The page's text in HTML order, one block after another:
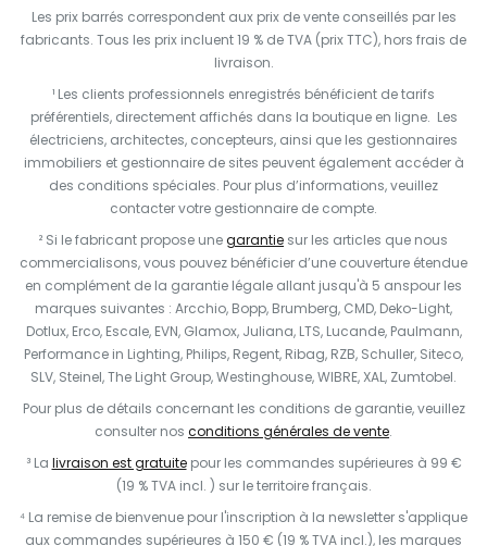
Les prix barrés correspondent aux prix de vente conseillés par les
fabricants. Tous les prix incluent 19 % de TVA (prix TTC), hors frais de
livraison.
¹ Les clients professionnels enregistrés bénéficient de tarifs
préférentiels, directement affichés dans la boutique en ligne. Les
électriciens, architectes, concepteurs, ainsi que les gestionnaires
immobiliers et gestionnaire de sites peuvent également accéder à
des conditions spéciales. Pour plus d’informations, veuillez
contacter votre gestionnaire de compte.
² Si le fabricant propose unegarantie sur les articles que nous
commercialisons, vous pouvez bénéficier d’une couverture étendue
en complément de la garantie légale allant jusqu'à 5 anspour les
marques suivantes : Arcchio, Bopp, Brumberg, CMD, Deko-Light,
Dotlux, Erco, Escale, EVN, Glamox, Juliana, LTS, Lucande, Paulmann,
Performance in Lighting, Philips, Regent, Ribag, RZB, Schuller, Siteco,
SLV, Steinel, The Light Group, Westinghouse, WIBRE, XAL, Zumtobel.
Pour plus de détails concernant les conditions de garantie, veuillez
consulter nos conditions générales de vente.
³ La livraison est gratuitepour les commandes supérieures à 99 €
(19 % TVA incl. ) sur le territoire français.
⁴ La remise de bienvenue pour l'inscription à la newsletter s'applique
aux commandes supérieures à 150 € (19 % TVA incl.), les marques